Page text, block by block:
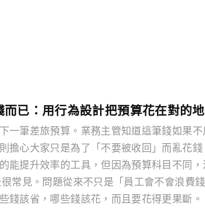
已：用行為設計把預算花在對的
一筆差旅預算。業務主管知道這筆錢如果不
擔心大家只是為了「不要被收回」而亂花
能提升效率的工具，但因為預算科目不同，
常見。問題從來不只是「員工會不會浪費
錢該省，哪些錢該花，而且要花得更果斷。